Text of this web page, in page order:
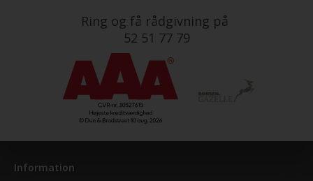
Ring og få rådgivning på
52 51 77 79
Information